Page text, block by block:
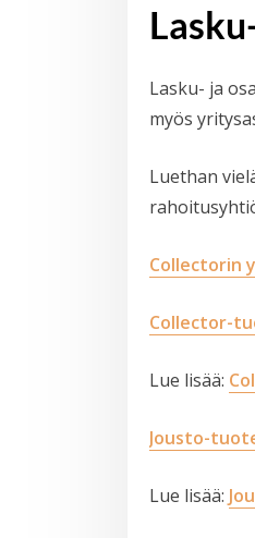
Lasku- ja
myös
Luethan
Collectorin
Collector-
Lue lisää:
Jousto-
Lue lisää: